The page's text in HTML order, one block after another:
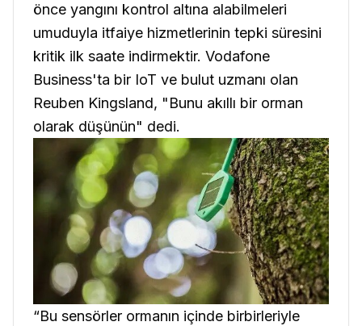
önce yangını kontrol altına alabilmeleri
umuduyla itfaiye hizmetlerinin tepki süresini
kritik ilk saate indirmektir. Vodafone
Business'ta bir IoT ve bulut uzmanı olan
Reuben Kingsland, "Bunu akıllı bir orman
olarak düşünün" dedi.
“Bu sensörler ormanın içinde birbirleriyle